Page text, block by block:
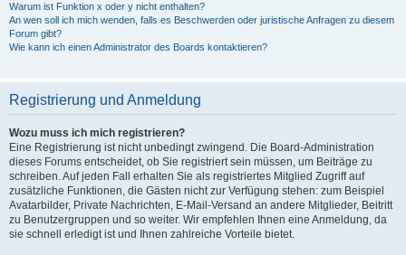
Warum ist Funktion x oder y nicht enthalten?
An wen soll ich mich wenden, falls es Beschwerden oder juristische Anfragen zu diesem
Forum gibt?
Wie kann ich einen Administrator des Boards kontaktieren?
Registrierung und Anmeldung
Wozu muss ich mich registrieren?
Eine Registrierung ist nicht unbedingt zwingend. Die Board-Administration
dieses Forums entscheidet, ob Sie registriert sein müssen, um Beiträge zu
schreiben. Auf jeden Fall erhalten Sie als registriertes Mitglied Zugriff auf
zusätzliche Funktionen, die Gästen nicht zur Verfügung stehen: zum Beispiel
Avatarbilder, Private Nachrichten, E-Mail-Versand an andere Mitglieder, Beitritt
zu Benutzergruppen und so weiter. Wir empfehlen Ihnen eine Anmeldung, da
sie schnell erledigt ist und Ihnen zahlreiche Vorteile bietet.